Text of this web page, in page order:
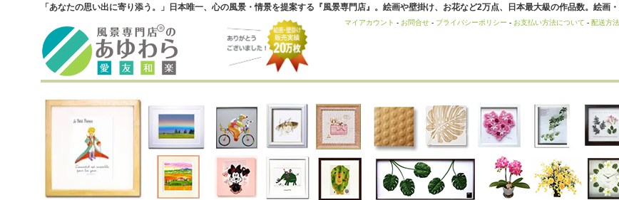
「あなたの思い出に寄り添う。」日本唯一、心の風景・情景を提案する『風景専門店』。絵画や壁掛け、お花など2万点、日本最大級の作品数。絵画
マイアカウント - お問合せ - プライバシーポリシー - お支払い方法について - 配送方